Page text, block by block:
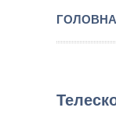
ГОЛОВНА